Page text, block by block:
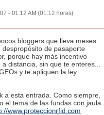
- 01:12 AM (01:12 horas)
bloggers que lleva meses
de pasaporte
porque hay más incentivo
distancia, sin que te enteres...
y te apliquen la ley
a esta entrada. Como siempre,
el tema de las fundas con jaula
www.proteccionrfid.com